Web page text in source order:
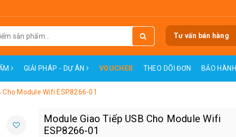
Tư vấn bán hàng
GIẢI PHÁP - DỰ ÁN VOUCHER THEO DÕI ĐƠN BẢO HÀNH
Cho Module Wifi ESP8266-01
Module Giao Tiếp USB Cho Module Wifi
ESP8266-01